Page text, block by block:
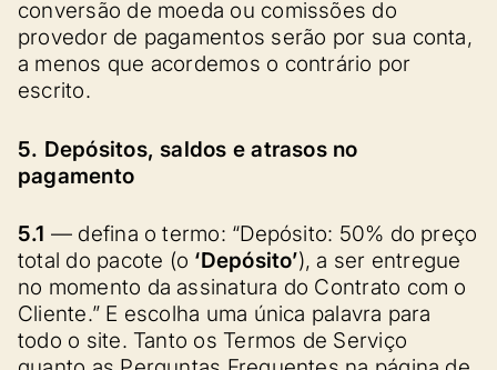
conversão de moeda ou comissões do
provedor de pagamentos serão por sua conta,
a menos que acordemos o contrário por
escrito.
5. Depósitos, saldos e atrasos no
pagamento
5.1 — defina o termo: “Depósito: 50% do preço
total do pacote (o ‘Depósito’), a ser entregue
no momento da assinatura do Contrato com o
Cliente.” E escolha uma única palavra para
todo o site. Tanto os Termos de Serviço